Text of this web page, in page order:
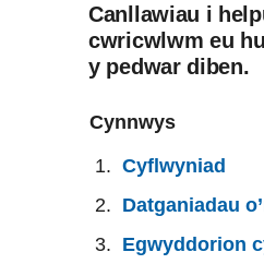
Canllawiau i
cwricwlwm eu
y pedwar diben.
Cynnwys
Cyflwyniad
Datganiadau
Egwyddorion